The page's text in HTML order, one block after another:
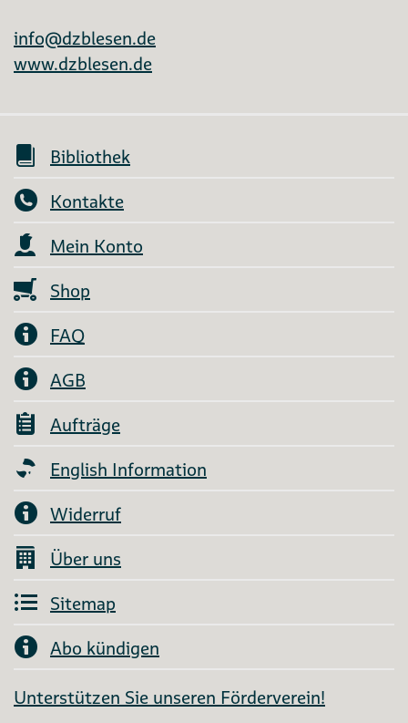
info@dzblesen.de
www.dzblesen.de
Bibliothek
Kontakte
Mein Konto
Shop
FAQ
AGB
Aufträge
English Information
Widerruf
Über uns
Sitemap
Abo kündigen
Unterstützen Sie unseren Förderverein!